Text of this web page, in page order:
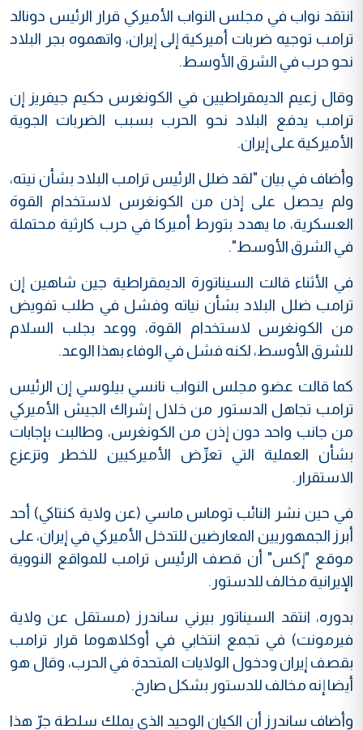
انتقد نواب في مجلس النواب الأميركي قرار الرئيس دونالد
ترامب توجيه ضربات أميركية إلى إيران، واتهموه بجر البلاد
نحو حرب في الشرق الأوسط.
وقال زعيم الديمقراطيين في الكونغرس حكيم جيفريز إن
ترامب يدفع البلاد نحو الحرب بسبب الضربات الجوية
الأميركية على إيران.
وأضاف في بيان "لقد ضلل الرئيس ترامب البلاد بشأن نيته،
ولم يحصل على إذن من الكونغرس لاستخدام القوة
العسكرية، ما يهدد بتورط أميركا في حرب كارثية محتملة
في الشرق الأوسط".
في الأثناء قالت السيناتورة الديمقراطية جين شاهين إن
ترامب ضلل البلاد بشأن نياته وفشل في طلب تفويض
من الكونغرس لاستخدام القوة، ووعد بجلب السلام
للشرق الأوسط، لكنه فشل في الوفاء بهذا الوعد.
كما قالت عضو مجلس النواب نانسي بيلوسي إن الرئيس
ترامب تجاهل الدستور من خلال إشراك الجيش الأميركي
من جانب واحد دون إذن من الكونغرس، وطالبت بإجابات
بشأن العملية التي تعرِّض الأميركيين للخطر وتزعزع
الاستقرار.
في حين نشر النائب توماس ماسي (عن ولاية كنتاكي) أحد
أبرز الجمهوريين المعارضين للتدخل الأميركي في إيران، على
موقع "إكس" أن قصف الرئيس ترامب للمواقع النووية
الإيرانية مخالف للدستور.
بدوره، انتقد السيناتور بيرني ساندرز (مستقل عن ولاية
فيرمونت) في تجمع انتخابي في أوكلاهوما قرار ترامب
بقصف إيران ودخول الولايات المتحدة في الحرب، وقال هو
أيضا إنه مخالف للدستور بشكل صارخ.
وأضاف ساندرز أن الكيان الوحيد الذي يملك سلطة جرّ هذا